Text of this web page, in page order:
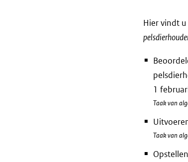
Hier vindt
1
Taak van
Taak van